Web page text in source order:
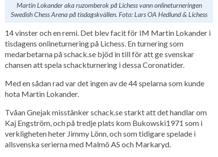
Martin Lokander aka ruzomberok på Lichess vann onlineturneringen
Swedish Chess Arena på tisdagskvällen. Foto: Lars OA Hedlund & Lichess
14 vinster och en remi. Det blev facit för IM Martin Lokander i
tisdagens onlineturnering på Lichess. En turnering som
medarbetarna på schack.se bjöd in till för att ge svenskar
chansen att spela schackturnering i dessa Coronatider.
Med en sådan rad var det ingen av de 44 spelarna som kunde
hota Martin Lokander.
Tvåan Gnejak misstänker schack.se starkt att det handlar om
Kaj Engström, och på tredje plats kom Bukowski1971 som i
verkligheten heter Jimmy Lönn, och som tidigare spelade i
allsvenska serierna med Malmö AS och Markaryd.